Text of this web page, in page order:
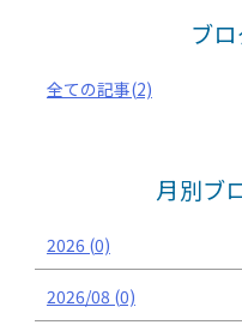
ブロ
全ての記事(2)
月別ブ
2026 (0)
2026/08 (0)